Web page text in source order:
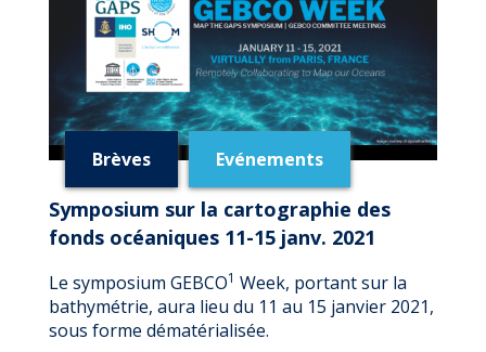
Brèves Evénements
Symposium sur la cartographie des
fonds océaniques 11-15 janv. 2021
Le symposium GEBCO1 Week, portant sur la
bathymétrie, aura lieu du 11 au 15 janvier 2021,
sous forme dématérialisée.